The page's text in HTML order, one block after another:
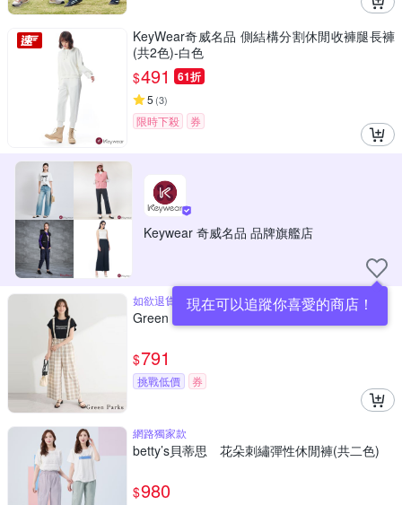
KeyWear奇威名品 側結構分割休閒收褲腿長褲
(共2色)-白色
$491 61折
5 (3)
限時下殺 券
Keywear 奇威名品 品牌旗艦店
現在可以追蹤你喜愛的商店！
如欲退貨 需整筆訂單全數退回 不能單退
Green Parks 2WAY棉麻混紡前拉鍊吊帶寬褲
$791
挑戰低價 券
網路獨家款
betty’s貝蒂思 花朵刺繡彈性休閒褲(共二色)
$980